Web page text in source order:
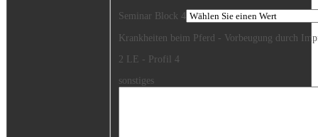
Seminar Block 4
Krankheiten beim Pferd - Vorbeugung durch
2 LE - Profil 4
sonstiges